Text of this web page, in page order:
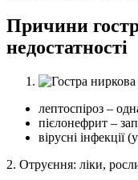
Причини
недостатності
лептоспіроз –
пієлонефрит –
вірусні інфекції
2. Отруєння: ліки,